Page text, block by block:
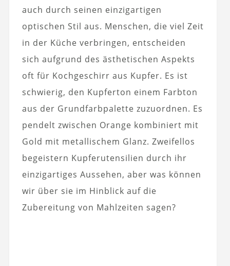
auch durch seinen einzigartigen
optischen Stil aus. Menschen, die viel Zeit
in der Küche verbringen, entscheiden
sich aufgrund des ästhetischen Aspekts
oft für Kochgeschirr aus Kupfer. Es ist
schwierig, den Kupferton einem Farbton
aus der Grundfarbpalette zuzuordnen. Es
pendelt zwischen Orange kombiniert mit
Gold mit metallischem Glanz. Zweifellos
begeistern Kupferutensilien durch ihr
einzigartiges Aussehen, aber was können
wir über sie im Hinblick auf die
Zubereitung von Mahlzeiten sagen?